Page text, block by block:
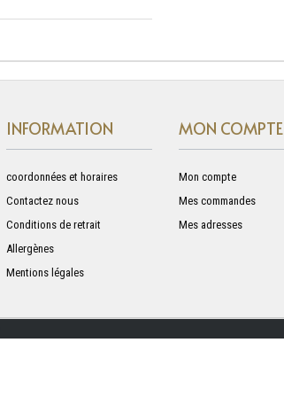
INFORMATION
coordonnées et horaires
Contactez nous
Conditions de retrait
Allergènes
Mentions légales
MON COMPTE
Mon compte
Mes commandes
Mes adresses